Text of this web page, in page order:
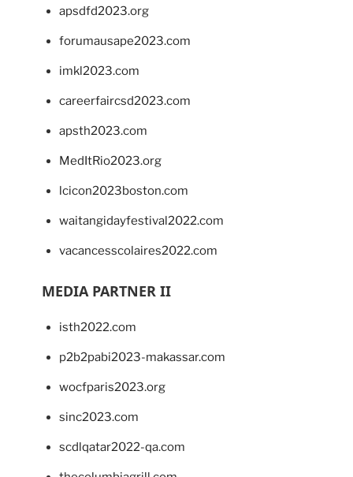
apsdfd2023.org
forumausape2023.com
imkl2023.com
careerfaircsd2023.com
apsth2023.com
MedItRio2023.org
lcicon2023boston.com
waitangidayfestival2022.com
vacancesscolaires2022.com
MEDIA PARTNER II
isth2022.com
p2b2pabi2023-makassar.com
wocfparis2023.org
sinc2023.com
scdlqatar2022-qa.com